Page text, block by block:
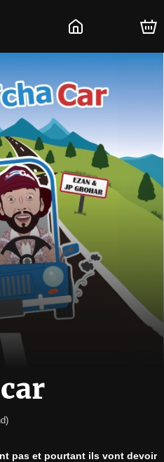
)
pas et pourtant ils vont devoir